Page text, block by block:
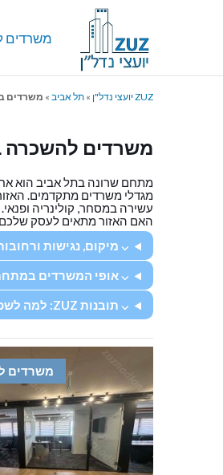
משרדים
ZUZ יועצי נדל"ן » תל אביב » משרדים
משרדים
מתחם שרונה בתל אביב הוא
מגדלי משרדים מתקדמים.
עשירה במסחר, קולינריה
האם האזור מתאים לעסק
⌵ מיקום, נגישות
⌵ אופי המשרדים
⌵ תובנות ZUZ: למה לשכור משרד באזור
משרדים